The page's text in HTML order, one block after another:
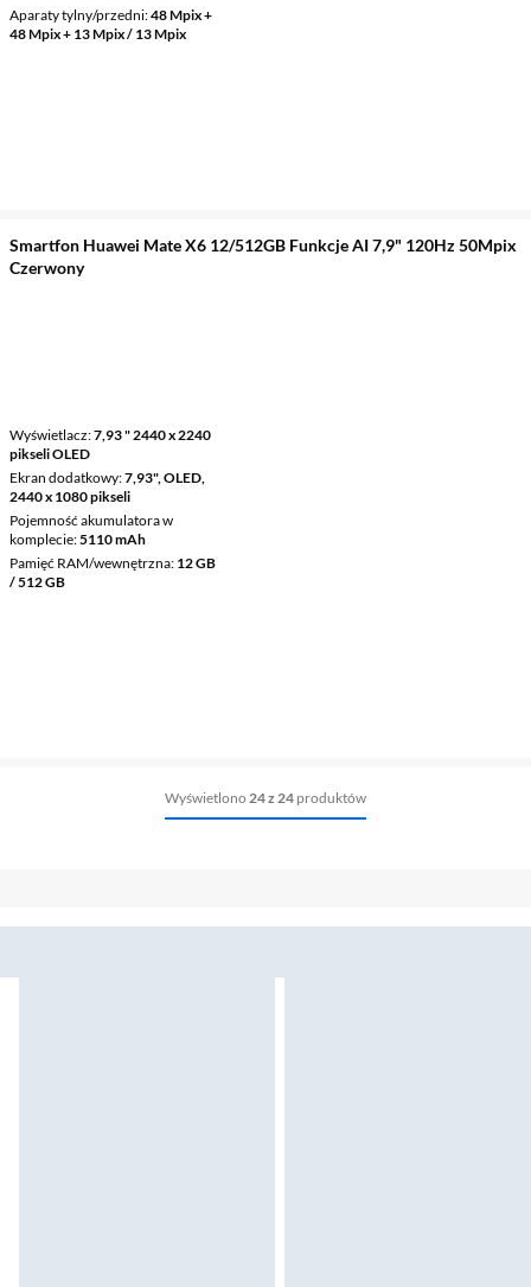
Aparaty tylny/przedni 48 Mpix +
48 Mpix + 13 Mpix / 13 Mpix
Smartfon Huawei Mate X6 12/512GB Funkcje AI 7,9" 120Hz 50Mpix
Czerwony
Wyświetlacz 7,93 " 2440 x 2240
pikseli OLED
Ekran dodatkowy 7,93", OLED,
2440 x 1080 pikseli
Pojemność akumulatora w
komplecie 5110 mAh
Pamięć RAM/wewnętrzna 12 GB
/ 512 GB
Wyświetlono 24 z 24 produktów